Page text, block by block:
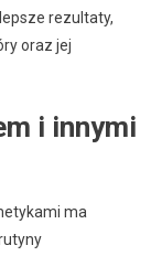
rezultaty,
oraz jej
i innymi
ma